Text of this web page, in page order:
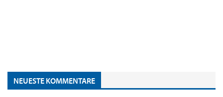
NEUESTE KOMMENTARE